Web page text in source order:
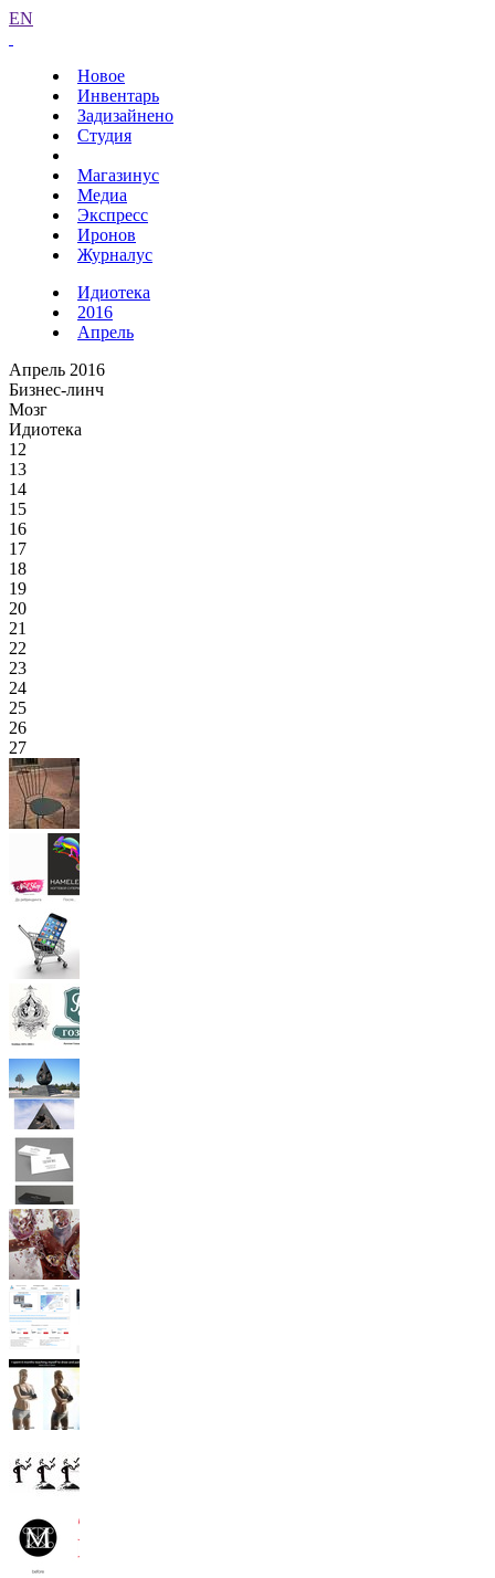
EN
Новое
Инвентарь
Задизайнено
Студия
Магазинус
Медиа
Экспресс
Иронов
Журналус
Идиотека
2016
Апрель
Апрель 2016
Бизнес-линч
Мозг
Идиотека
12
13
14
15
16
17
18
19
20
21
22
23
24
25
26
27